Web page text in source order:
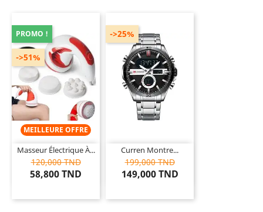
MEILLEURE OFFRE
Masseur Électrique À...
120,000 TND
58,800 TND
PROMO !
->51%
Curren Montre...
199,000 TND
149,000 TND
->25%